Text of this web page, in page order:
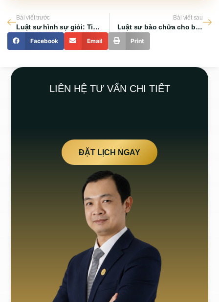
Bài viết trước
Luật sư hình sự giỏi: Tiêu chí và vai trò chuyên nghiệp cần biết
Bài viết sau
Luật sư bào chữa cho bị cáo: Vai trò và quyền lợi quan trọng cần biết
Facebook Email Print
LIÊN HỆ TƯ VẤN CHI TIẾT
ĐẶT LỊCH NGAY